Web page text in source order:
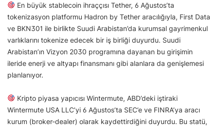
En büyük stablecoin ihraççısı Tether, 6 Ağustos’ta
tokenizasyon platformu Hadron by Tether aracılığıyla, First Data
ve BKN301 ile birlikte Suudi Arabistan’da kurumsal gayrimenkul
varlıklarını tokenize edecek bir iş birliği duyurdu. Suudi
Arabistan’ın Vizyon 2030 programına dayanan bu girişimin
ileride enerji ve altyapı finansmanı gibi alanlara da genişlemesi
planlanıyor.
Kripto piyasa yapıcısı Wintermute, ABD’deki iştiraki
Wintermute USA LLC’yi 6 Ağustos’ta SEC’e ve FINRA’ya aracı
kurum (broker-dealer) olarak kaydettirdiğini duyurdu. Bu statü,